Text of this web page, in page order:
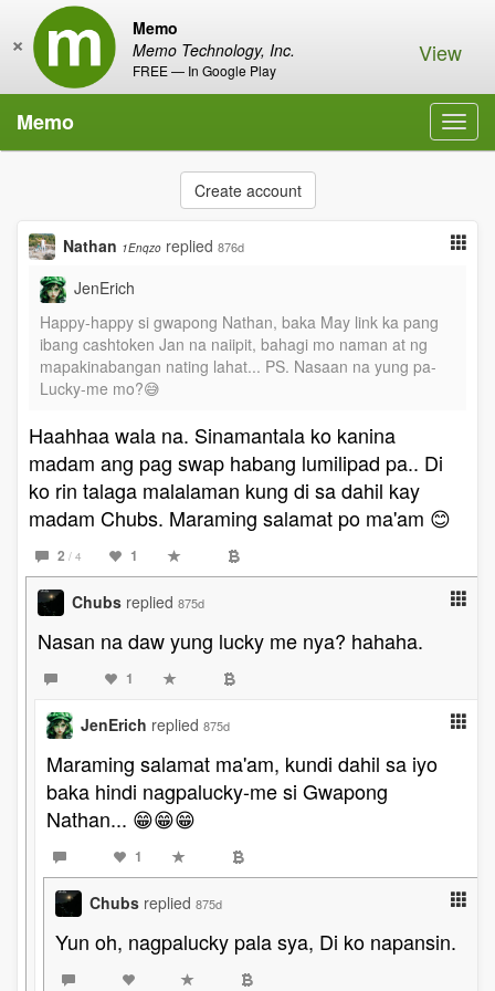
Memo
Memo Technology, Inc.
FREE — In Google Play
× View
Memo
Create account
Nathan 1Enqzo replied 876d
JenErich
Happy-happy si gwapong Nathan, baka May link ka pang
ibang cashtoken Jan na naiipit, bahagi mo naman at ng
mapakinabangan nating lahat... PS. Nasaan na yung pa-
Lucky-me mo?😅
Haahhaa wala na. Sinamantala ko kanina
madam ang pag swap habang lumilipad pa.. Di
ko rin talaga malalaman kung di sa dahil kay
madam Chubs. Maraming salamat po ma'am 😊
2 / 4 1
Chubs replied 875d
Nasan na daw yung lucky me nya? hahaha.
1
JenErich replied 875d
Maraming salamat ma'am, kundi dahil sa iyo
baka hindi nagpalucky-me si Gwapong
Nathan... 😁😁😁
1
Chubs replied 875d
Yun oh, nagpalucky pala sya, Di ko napansin.